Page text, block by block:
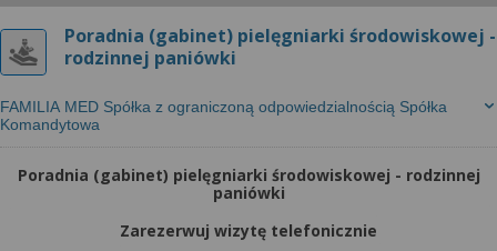
Poradnia (gabinet) pielęgniarki środowiskowej -
rodzinnej paniówki
FAMILIA MED Spółka z ograniczoną odpowiedzialnością Spółka
Komandytowa
Poradnia (gabinet) pielęgniarki środowiskowej - rodzinnej
paniówki
Zarezerwuj wizytę telefonicznie